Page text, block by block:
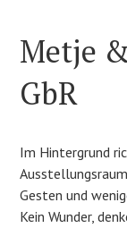
Metje
GbR
Im Hintergrund
Gesten und
Kein Wunder,